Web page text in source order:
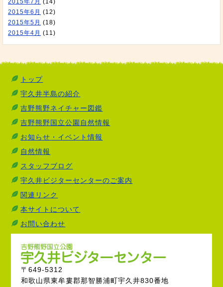
2015年7月 (14)
2015年6月 (12)
2015年5月 (18)
2015年4月 (11)
トップ
宇久井半島の紹介
吉野熊野ネイチャー図鑑
吉野熊野国立公園自然情報
お知らせ・イベント情報
自然情報
スタッフブログ
宇久井ビジターセンターのご案内
関連リンク
本サイトについて
お問い合わせ
〒649-5312
和歌山県東牟婁郡那智勝浦町宇久井830番地